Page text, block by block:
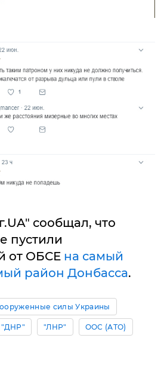
сообщал, что
пустили
от ОБСЕ на самый
район Донбасса.
силы Украины
"ДНР" "ЛНР" ООС (АТО)